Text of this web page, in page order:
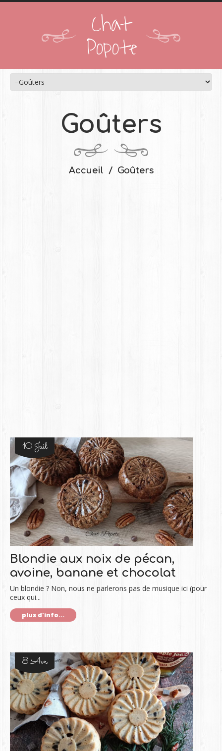
Chat
Popote
Goûters
Accueil Goûters
10 Juil
Blondie aux noix de pécan,
avoine, banane et chocolat
Un blondie ? Non, nous ne parlerons pas de musique ici (pour
ceux qui...
plus d'info...
8 Avr